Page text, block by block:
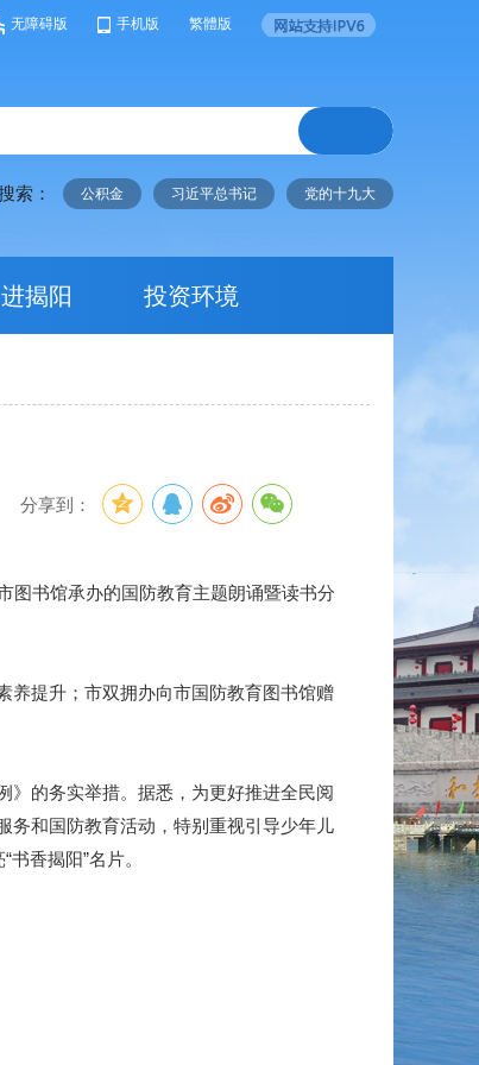
无障碍版 手机版 繁體版
索： 公积金 习近平总书记 党的十九大
揭阳 投资环境
分享到：
书馆承办的国防教育主题朗诵暨读书分
提升；市双拥办向市国防教育图书馆赠
的务实举措。据悉，为更好推进全民阅
务和国防教育活动，特别重视引导少年儿
香揭阳”名片。